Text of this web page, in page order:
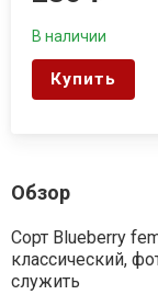
В наличии
Купить
Обзор
Сорт Blueberry
классический,
служить